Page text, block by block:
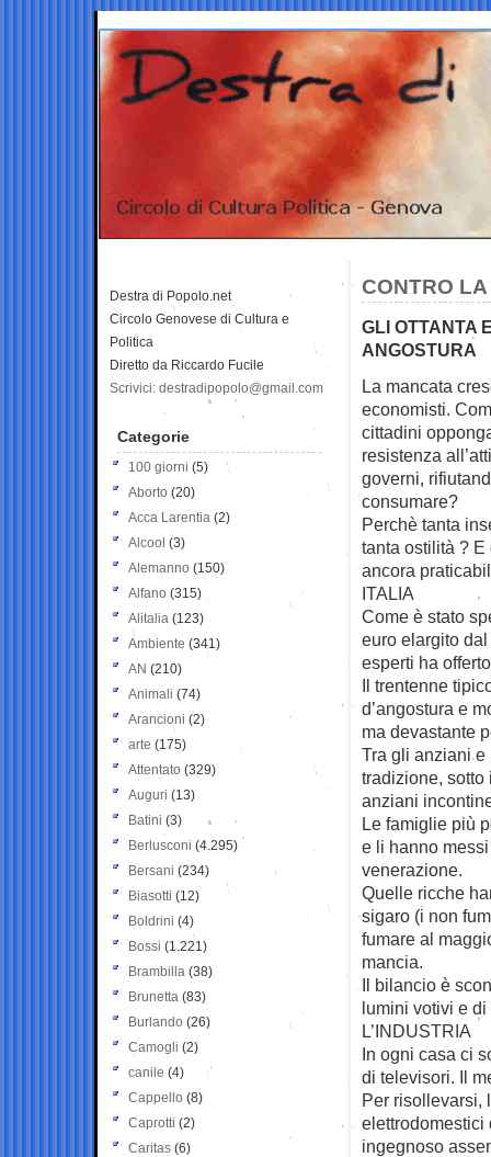
CONTRO
GLI OTTANTA
ANGOSTURA
La mancata
economisti.
cittadini
resistenza
governi,
consumare?
Perchè tanta
tanta ostilità ?
ancora
ITALIA
Come è stato
euro elargito
esperti ha
Il trentenne
d’angostura e
ma devastante
Tra gli anziani
tradizione, sotto
anziani
Le famiglie più
e li hanno
venerazione.
Quelle ricche
sigaro (i non
fumare al
mancia.
Il bilancio è
lumini votivi e di
L’INDUSTRIA
In ogni casa ci
di televisori. Il
Per risollevarsi,
ingegnoso
Destra di Popolo.net
Circolo Genovese di Cultura e
Politica
Diretto da Riccardo Fucile
Scrivici: destradipopolo@gmail.com
Categorie
100 giorni (5)
Aborto (20)
Acca Larentia (2)
Alcool (3)
Alemanno (150)
Alfano (315)
Alitalia (123)
Ambiente (341)
AN (210)
Animali (74)
Arancioni (2)
arte (175)
Attentato (329)
Auguri (13)
Batini (3)
Berlusconi (4.295)
Bersani (234)
Biasotti (12)
Boldrini (4)
Bossi (1.221)
Brambilla (38)
Brunetta (83)
Burlando (26)
Camogli (2)
canile (4)
Cappello (8)
Caprotti (2)
Caritas (6)